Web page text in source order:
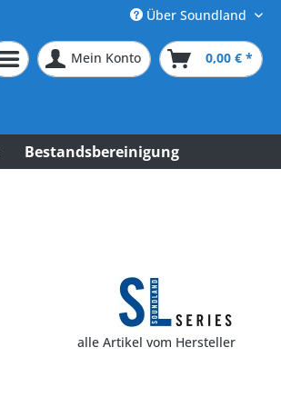
Über Soundland
Mein Konto 0,00 € *
Bestandsbereinigung
alle Artikel vom Hersteller